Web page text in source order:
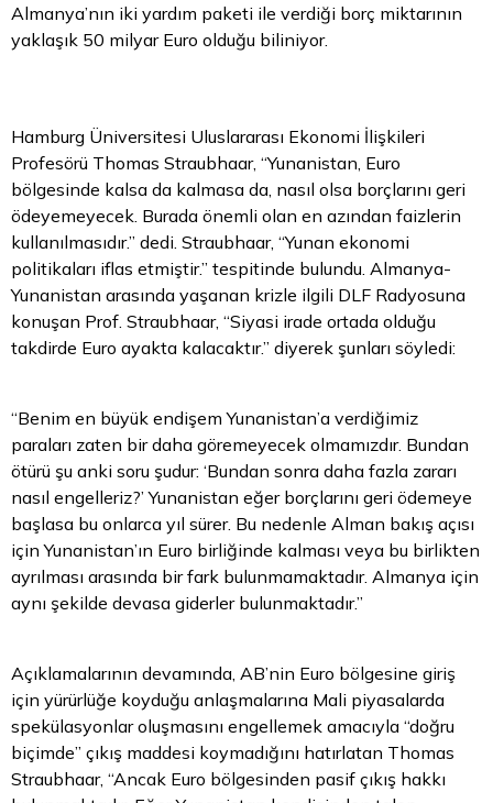
Almanya’nın iki yardım paketi ile verdiği borç miktarının
yaklaşık 50 milyar Euro olduğu biliniyor.
Hamburg Üniversitesi Uluslararası Ekonomi İlişkileri
Profesörü Thomas Straubhaar, “Yunanistan, Euro
bölgesinde kalsa da kalmasa da, nasıl olsa borçlarını geri
ödeyemeyecek. Burada önemli olan en azından faizlerin
kullanılmasıdır.” dedi. Straubhaar, “Yunan ekonomi
politikaları iflas etmiştir.” tespitinde bulundu. Almanya-
Yunanistan arasında yaşanan krizle ilgili DLF Radyosuna
konuşan Prof. Straubhaar, “Siyasi irade ortada olduğu
takdirde Euro ayakta kalacaktır.” diyerek şunları söyledi:
“Benim en büyük endişem Yunanistan’a verdiğimiz
paraları zaten bir daha göremeyecek olmamızdır. Bundan
ötürü şu anki soru şudur: ‘Bundan sonra daha fazla zararı
nasıl engelleriz?’ Yunanistan eğer borçlarını geri ödemeye
başlasa bu onlarca yıl sürer. Bu nedenle Alman bakış açısı
için Yunanistan’ın Euro birliğinde kalması veya bu birlikten
ayrılması arasında bir fark bulunmamaktadır. Almanya için
aynı şekilde devasa giderler bulunmaktadır.”
Açıklamalarının devamında, AB’nin Euro bölgesine giriş
için yürürlüğe koyduğu anlaşmalarına Mali piyasalarda
spekülasyonlar oluşmasını engellemek amacıyla “doğru
biçimde” çıkış maddesi koymadığını hatırlatan Thomas
Straubhaar, “Ancak Euro bölgesinden pasif çıkış hakkı